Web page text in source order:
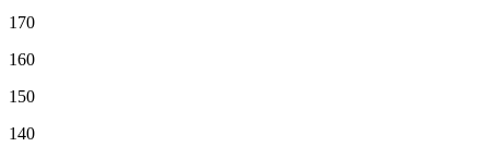
170
160
150
140